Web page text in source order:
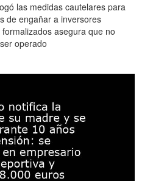
las medidas cautelares para
de engañar a inversores
asegura que no
operado